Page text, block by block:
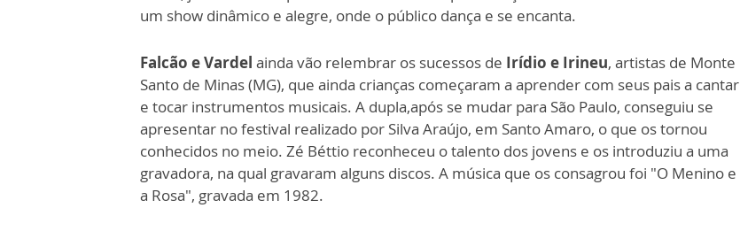
um show dinâmico e alegre, onde o público dança e se encanta.
Falcão e Vardel ainda vão relembrar os sucessos de Irídio e Irineu, artistas de Monte
Santo de Minas (MG), que ainda crianças começaram a aprender com seus pais a cantar
e tocar instrumentos musicais. A dupla,após se mudar para São Paulo, conseguiu se
apresentar no festival realizado por Silva Araújo, em Santo Amaro, o que os tornou
conhecidos no meio. Zé Béttio reconheceu o talento dos jovens e os introduziu a uma
gravadora, na qual gravaram alguns discos. A música que os consagrou foi "O Menino e
a Rosa", gravada em 1982.